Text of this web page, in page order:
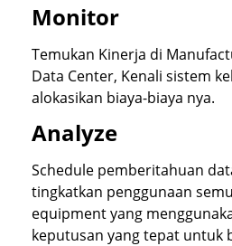
Monitor
Temukan Kinerja di
Data Center, Kenali sistem
alokasikan biaya-biaya nya.
Analyze
Schedule pemberitahuan
tingkatkan penggunaan
equipment yang
keputusan yang tepat untuk